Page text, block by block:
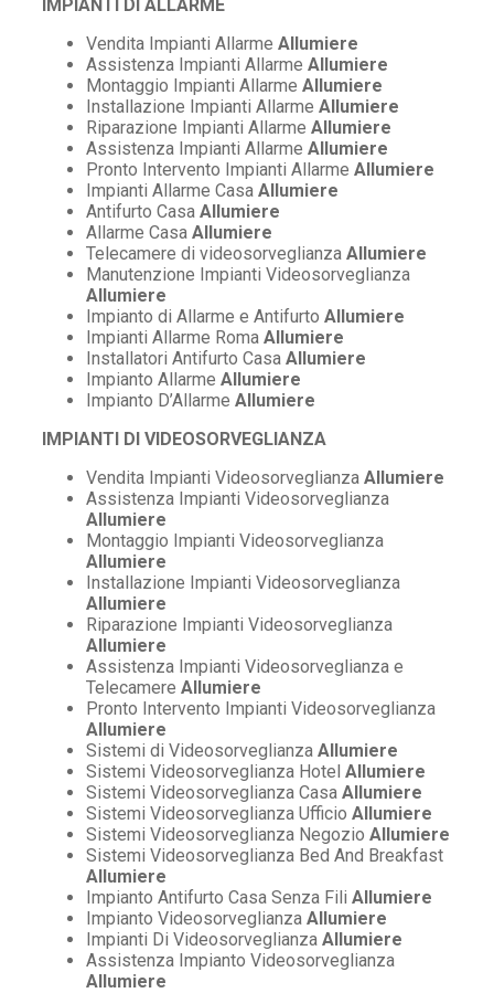
IMPIANTI DI ALLARME
Vendita Impianti Allarme Allumiere
Assistenza Impianti Allarme Allumiere
Montaggio Impianti Allarme Allumiere
Installazione Impianti Allarme Allumiere
Riparazione Impianti Allarme Allumiere
Assistenza Impianti Allarme Allumiere
Pronto Intervento Impianti Allarme Allumiere
Impianti Allarme Casa Allumiere
Antifurto Casa Allumiere
Allarme Casa Allumiere
Telecamere di videosorveglianza Allumiere
Manutenzione Impianti Videosorveglianza
Allumiere
Impianto di Allarme e Antifurto Allumiere
Impianti Allarme Roma Allumiere
Installatori Antifurto Casa Allumiere
Impianto Allarme Allumiere
Impianto D’Allarme Allumiere
IMPIANTI DI VIDEOSORVEGLIANZA
Vendita Impianti Videosorveglianza Allumiere
Assistenza Impianti Videosorveglianza
Allumiere
Montaggio Impianti Videosorveglianza
Allumiere
Installazione Impianti Videosorveglianza
Allumiere
Riparazione Impianti Videosorveglianza
Allumiere
Assistenza Impianti Videosorveglianza e
Telecamere Allumiere
Pronto Intervento Impianti Videosorveglianza
Allumiere
Sistemi di Videosorveglianza Allumiere
Sistemi Videosorveglianza Hotel Allumiere
Sistemi Videosorveglianza Casa Allumiere
Sistemi Videosorveglianza Ufficio Allumiere
Sistemi Videosorveglianza Negozio Allumiere
Sistemi Videosorveglianza Bed And Breakfast
Allumiere
Impianto Antifurto Casa Senza Fili Allumiere
Impianto Videosorveglianza Allumiere
Impianti Di Videosorveglianza Allumiere
Assistenza Impianto Videosorveglianza
Allumiere